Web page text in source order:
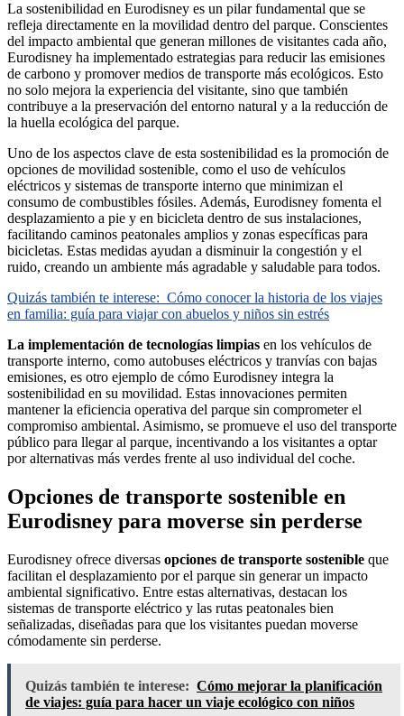
La sostenibilidad en Eurodisney es un pilar fundamental que se
refleja directamente en la movilidad dentro del parque. Conscientes
del impacto ambiental que generan millones de visitantes cada año,
Eurodisney ha implementado estrategias para reducir las emisiones
de carbono y promover medios de transporte más ecológicos. Esto
no solo mejora la experiencia del visitante, sino que también
contribuye a la preservación del entorno natural y a la reducción de
la huella ecológica del parque.
Uno de los aspectos clave de esta sostenibilidad es la promoción de
opciones de movilidad sostenible, como el uso de vehículos
eléctricos y sistemas de transporte interno que minimizan el
consumo de combustibles fósiles. Además, Eurodisney fomenta el
desplazamiento a pie y en bicicleta dentro de sus instalaciones,
facilitando caminos peatonales amplios y zonas específicas para
bicicletas. Estas medidas ayudan a disminuir la congestión y el
ruido, creando un ambiente más agradable y saludable para todos.
Quizás también te interese: Cómo conocer la historia de los viajes
en familia: guía para viajar con abuelos y niños sin estrés
La implementación de tecnologías limpias en los vehículos de
transporte interno, como autobuses eléctricos y tranvías con bajas
emisiones, es otro ejemplo de cómo Eurodisney integra la
sostenibilidad en su movilidad. Estas innovaciones permiten
mantener la eficiencia operativa del parque sin comprometer el
compromiso ambiental. Asimismo, se promueve el uso del transporte
público para llegar al parque, incentivando a los visitantes a optar
por alternativas más verdes frente al uso individual del coche.
Opciones de transporte sostenible en
Eurodisney para moverse sin perderse
Eurodisney ofrece diversas opciones de transporte sostenible que
facilitan el desplazamiento por el parque sin generar un impacto
ambiental significativo. Entre estas alternativas, destacan los
sistemas de transporte eléctrico y las rutas peatonales bien
señalizadas, diseñadas para que los visitantes puedan moverse
cómodamente sin perderse.
Quizás también te interese: Cómo mejorar la planificación
de viajes: guía para hacer un viaje ecológico con niños